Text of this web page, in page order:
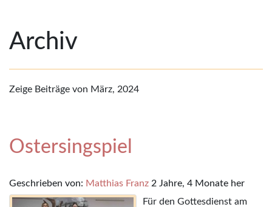
Archiv
Zeige Beiträge von März, 2024
Ostersingspiel
Geschrieben von: Matthias Franz 2 Jahre, 4 Monate her
Für den Gottesdienst am